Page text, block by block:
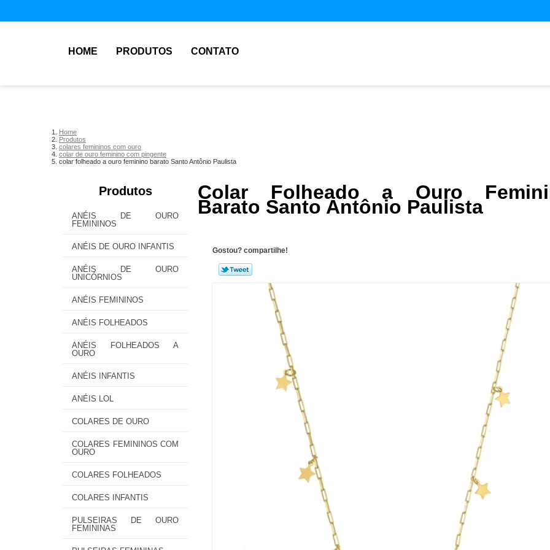
HOME PRODUTOS CONTATO
Home
Produtos
colares femininos com ouro
colar de ouro feminino com pingente
colar folheado a ouro feminino barato Santo Antônio Paulista
Produtos
ANÉIS DE OURO
FEMININOS
ANÉIS DE OURO INFANTIS
ANÉIS DE OURO
UNICÓRNIOS
ANÉIS FEMININOS
ANÉIS FOLHEADOS
ANÉIS FOLHEADOS A
OURO
ANÉIS INFANTIS
ANÉIS LOL
COLARES DE OURO
COLARES FEMININOS COM
OURO
COLARES FOLHEADOS
COLARES INFANTIS
PULSEIRAS DE OURO
FEMININAS
Colar Folheado a Ouro
Barato Santo Antônio Paulista
Gostou? compartilhe!